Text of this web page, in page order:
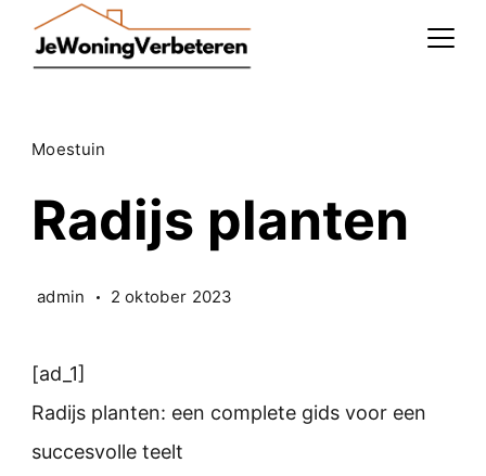
Moestuin
Radijs planten
admin 2 oktober 2023
[ad_1]
Radijs planten: een complete gids voor een
succesvolle teelt